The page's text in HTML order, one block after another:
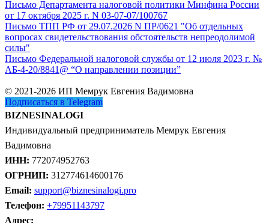
Письмо Департамента налоговой политики Минфина России
от 17 октября 2025 г. N 03-07-07/100767
Письмо ТПП РФ от 29.07.2026 N ПР/0621 "Об отдельных
вопросах свидетельствования обстоятельств непреодолимой
силы"
Письмо Федеральной налоговой службы от 12 июля 2023 г. №
АБ-4-20/8841@ “О направлении позиции”
© 2021-2026 ИП Мемрук Евгения Вадимовна
Подписаться в Telegram
BIZNESINALOGI
Индивидуальный предприниматель Мемрук Евгения
Вадимовна
ИНН: 772074952763
ОГРНИП: 312774614600176
Email: support@biznesinalogi.pro
Телефон: +79951143797
Адрес: